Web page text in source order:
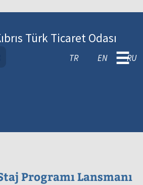
Türk Ticaret Odası
TR EN RU
☰
Programı Lansmanı